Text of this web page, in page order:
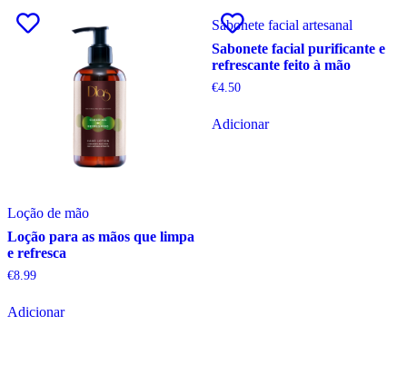
Loção de mão
Loção para as mãos que limpa
e refresca
€8.99
Adicionar
Sabonete facial artesanal
Sabonete facial purificante e
refrescante feito à mão
€4.50
Adicionar